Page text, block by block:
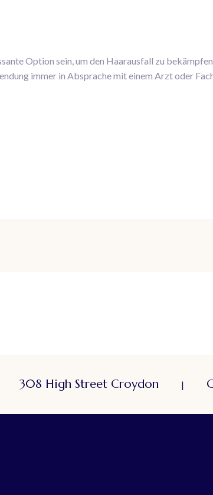
Option sein, um den Haarausfall zu
immer in Absprache mit einem Arzt oder
308 High Street Croydon |